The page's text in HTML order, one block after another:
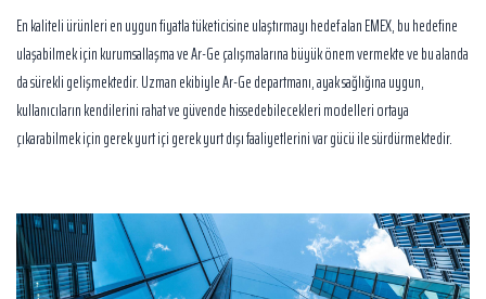
En kaliteli ürünleri en uygun fiyatla tüketicisine ulaştırmayı hedef alan EMEX, bu hedefine
ulaşabilmek için kurumsallaşma ve Ar-Ge çalışmalarına büyük önem vermekte ve bu alanda
da sürekli gelişmektedir. Uzman ekibiyle Ar-Ge departmanı, ayak sağlığına uygun,
kullanıcıların kendilerini rahat ve güvende hissedebilecekleri modelleri ortaya
çıkarabilmek için gerek yurt içi gerek yurt dışı faaliyetlerini var gücü ile sürdürmektedir.